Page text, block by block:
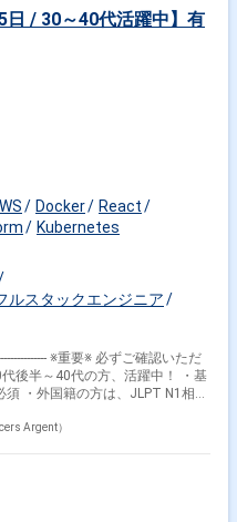
ＯＳ＿：Apache HTTP
Cloud Platform) ツール＿
Relic ■体制＿＿＿＿：複数人 ■開
軟な企業でございます。 直近で
しています。一緒にプロダク
応募ください。 ※初日のみ出社
日 / 30～40代活躍中】有
Docker
React
Kubernetes
ルスタックエンジニア
※重要※ 必ずご確認いただ
・外国籍の方は、JLPT N1相当
須 ---------------------------------------------
Argent）